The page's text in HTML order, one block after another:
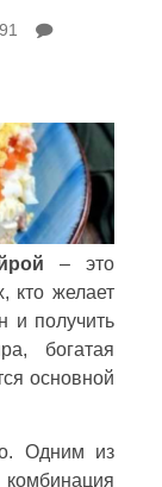
– это
кто желает
и получить
богатая
основной
Одним из